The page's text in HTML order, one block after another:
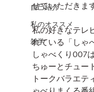
自己紹介
私のオススメ
雑学
せていただきま
私の好きなテレ
れている「しゃ
しゃべくり007
ちゅーとチュー
トークバラエテ